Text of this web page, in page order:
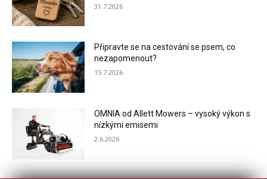
31.7.2026
Připravte se na cestování se psem, co
nezapomenout?
15.7.2026
OMNIA od Allett Mowers – vysoký výkon s
nízkými emisemi
2.6.2026